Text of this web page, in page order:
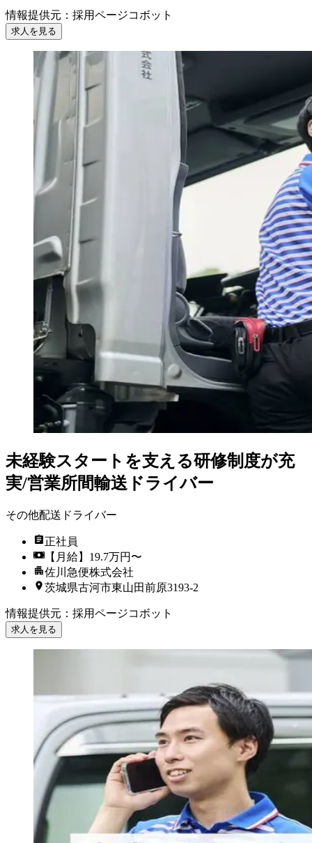
情報提供元 ： 採用ページコボット
求人を見る
未経験スタートを支える研修制度が充
実/営業所間輸送ドライバー
その他配送ドライバー
正社員
【月給】19.7万円〜
佐川急便株式会社
茨城県古河市東山田前原3193-2
情報提供元 ： 採用ページコボット
求人を見る